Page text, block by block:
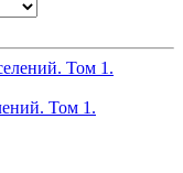
Том 1.